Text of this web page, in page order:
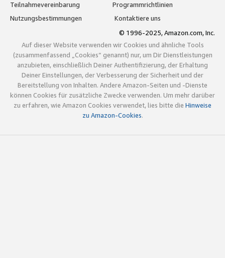
Teilnahmevereinbarung
Programmrichtlinien
Nutzungsbestimmungen
Kontaktiere uns
© 1996-2025, Amazon.com, Inc.
Auf dieser Website verwenden wir Cookies und ähnliche Tools
(zusammenfassend „Cookies“ genannt) nur, um Dir Dienstleistungen
anzubieten, einschließlich Deiner Authentifizierung, der Erhaltung
Deiner Einstellungen, der Verbesserung der Sicherheit und der
Bereitstellung von Inhalten. Andere Amazon-Seiten und -Dienste
können Cookies für zusätzliche Zwecke verwenden. Um mehr darüber
zu erfahren, wie Amazon Cookies verwendet, lies bitte die Hinweise
zu Amazon-Cookies.